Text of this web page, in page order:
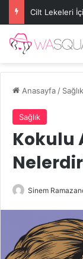
Cilt Lekeleri
Anasayfa/ Sağlık
Sağlık
Kokulu
Sinem